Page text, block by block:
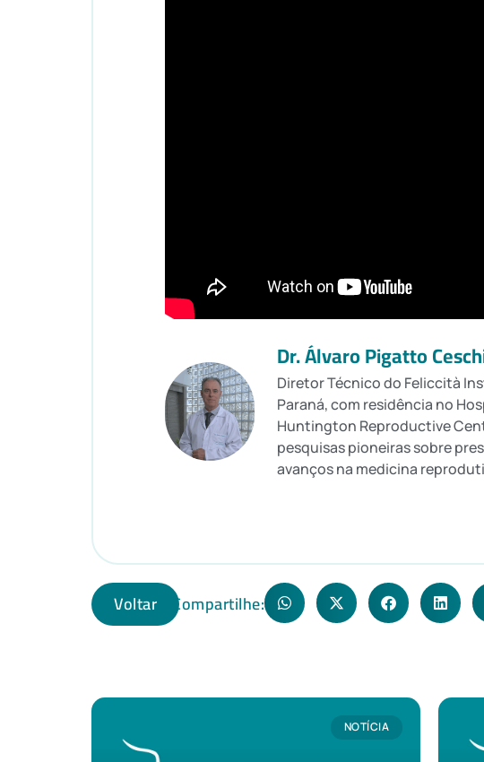
Dr. Álvaro Pigatto
Diretor Técnico do Feliccità
Paraná, com residência no
Huntington Reproductive
pesquisas pioneiras sobre
avanços na medicina
Voltar Compartilhe:
NOTÍCIA